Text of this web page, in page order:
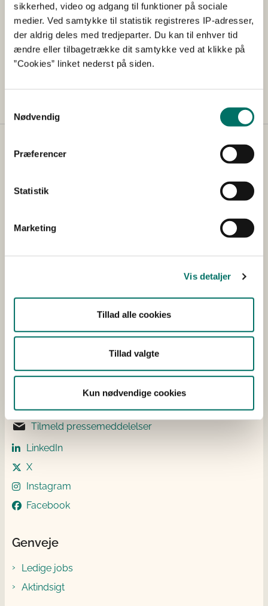
sikkerhed, video og adgang til funktioner på sociale
medier. Ved samtykke til statistik registreres IP-adresser,
der aldrig deles med tredjeparter. Du kan til enhver tid
ændre eller tilbagetrække dit samtykke ved at klikke på
”Cookies” linket nederst på siden.
Nødvendig
Præferencer
Statistik
Marketing
Vis detaljer
Tillad alle cookies
Tillad valgte
Kun nødvendige cookies
Logoer til sociale medier
180 x 180
400 x 400
1057 København K
CVR-nummer: 419 56 011
Elektronisk fakturering
Tilmeld pressemeddelelser
LinkedIn
X
Instagram
Facebook
Genveje
Ledige jobs
Aktindsigt